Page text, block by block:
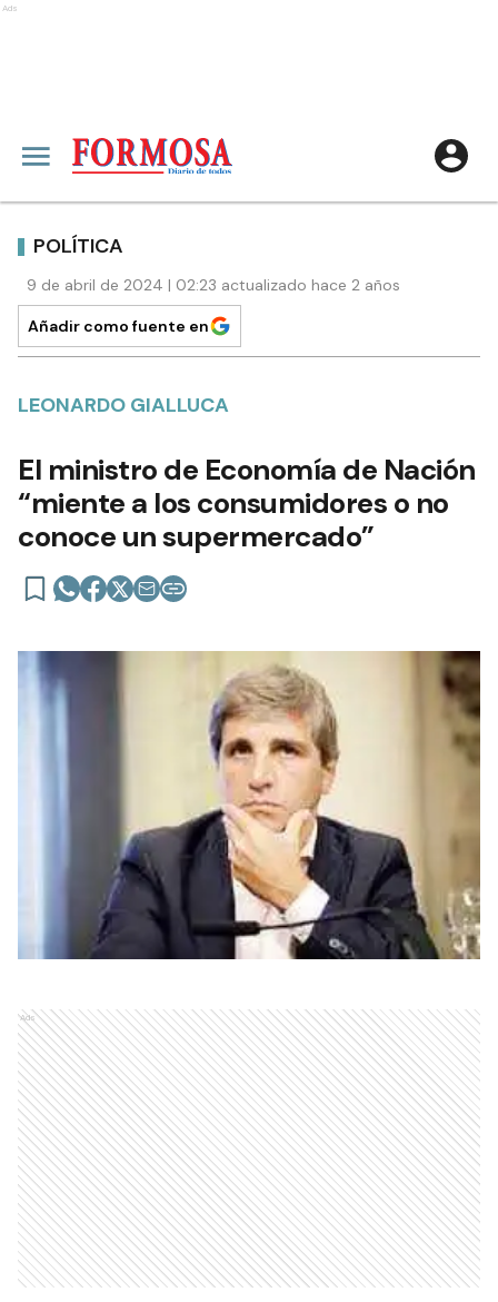
Ads
POLÍTICA
9 de abril de 2024 | 02:23 actualizado hace 2 años
Añadir como fuente en
LEONARDO GIALLUCA
El ministro de Economía de Nación
“miente a los consumidores o no
conoce un supermercado”
Ads